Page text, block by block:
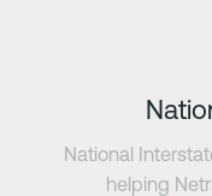
National
helping